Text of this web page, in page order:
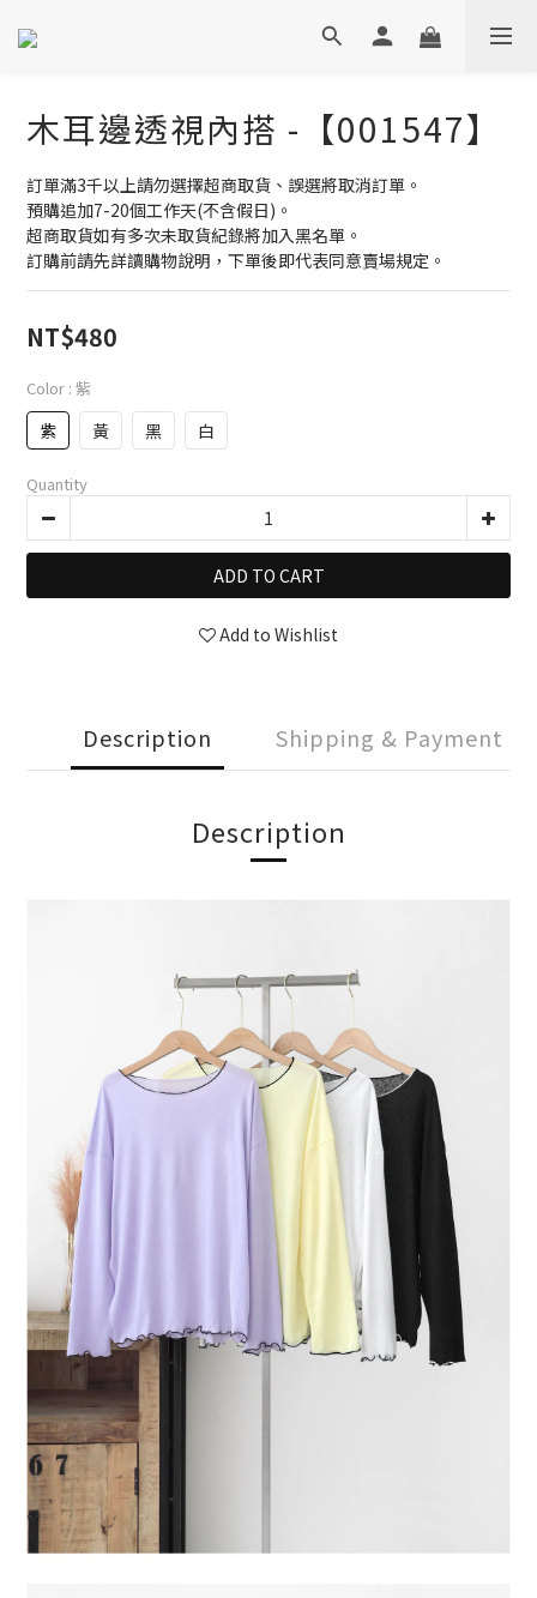
木耳邊透視內搭 -【001547】
訂單滿3千以上請勿選擇超商取貨、誤選將取消訂單。
預購追加7-20個工作天(不含假日)。
超商取貨如有多次未取貨紀錄將加入黑名單。
訂購前請先詳讀購物說明，下單後即代表同意賣場規定。
NT$480
Color : 紫
紫 黃 黑 白
Quantity
ADD TO CART
Add to Wishlist
Description Shipping & Payment
Description